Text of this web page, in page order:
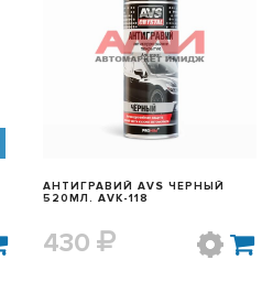
БЫСТРЫЙ ПРОСМОТР
АНТИГРАВИЙ AVS ЧЕРНЫЙ
520МЛ. AVK-118
430